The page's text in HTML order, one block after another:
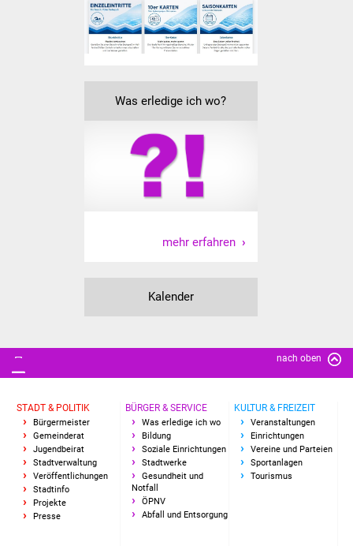
Wohnimmobilien +
Baugrundstücke
Haushalt & Infos
Wirtschaftsförderung
Gewerbeimmobilien
Ausschreibungen
Ausschreibung
Freihändige Vergabe
Was erledige ich wo?
mehr erfahren
Kalender
nach oben
STADT & POLITIK
Bürgermeister
Gemeinderat
Jugendbeirat
Stadtverwaltung
Veröffentlichungen
Stadtinfo
Projekte
Presse
BÜRGER & SERVICE
Was erledige ich wo
Bildung
Soziale Einrichtungen
Stadtwerke
Gesundheit und
Notfall
ÖPNV
Abfall und Entsorgung
KULTUR & FREIZEIT
Veranstaltungen
Einrichtungen
Vereine und Parteien
Sportanlagen
Tourismus